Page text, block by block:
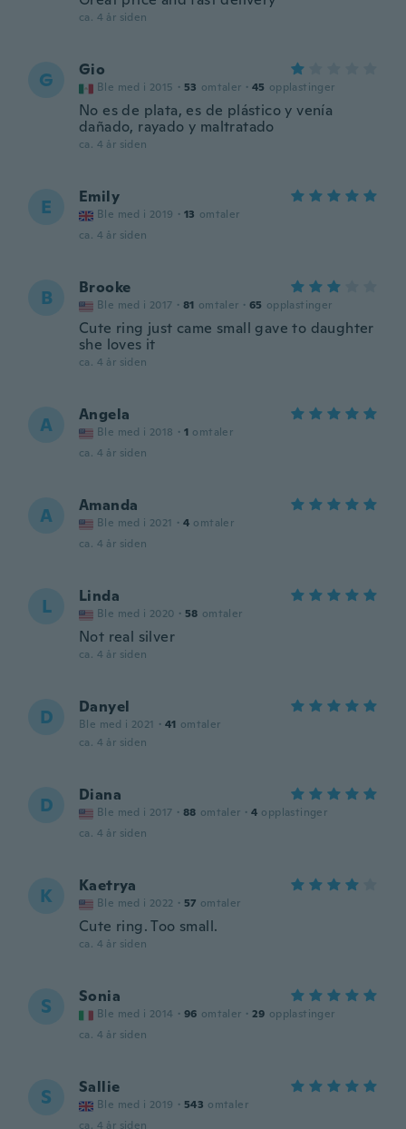
ca. 4 år siden
G Gio
Ble med i 2015 · 53 omtaler · 45 opplastinger
No es de plata, es de plástico y venía
dañado, rayado y maltratado
ca. 4 år siden
E Emily
Ble med i 2019 · 13 omtaler
ca. 4 år siden
B Brooke
Ble med i 2017 · 81 omtaler · 65 opplastinger
Cute ring just came small gave to daughter
she loves it
ca. 4 år siden
A Angela
Ble med i 2018 · 1 omtaler
ca. 4 år siden
A Amanda
Ble med i 2021 · 4 omtaler
ca. 4 år siden
L Linda
Ble med i 2020 · 58 omtaler
Not real silver
ca. 4 år siden
D Danyel
Ble med i 2021 · 41 omtaler
ca. 4 år siden
D Diana
Ble med i 2017 · 88 omtaler · 4 opplastinger
ca. 4 år siden
K Kaetrya
Ble med i 2022 · 57 omtaler
Cute ring. Too small.
ca. 4 år siden
S Sonia
Ble med i 2014 · 96 omtaler · 29 opplastinger
ca. 4 år siden
S Sallie
Ble med i 2019 · 543 omtaler
ca. 4 år siden